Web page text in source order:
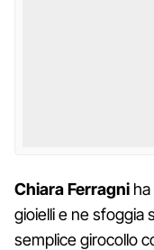
Chiara Ferragni
gioielli e ne sfoggia
semplice girocollo